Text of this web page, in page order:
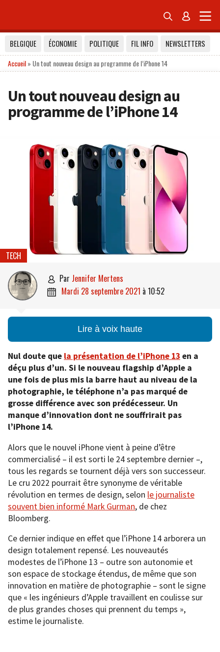
 
BELGIQUE ÉCONOMIE POLITIQUE FIL INFO
NEWSLETTERS
Accueil» Un tout nouveau design au programme de l’iPhone 14
Un tout nouveau design au
programme de l’iPhone 14
TECH
 par Jennifer Mertens
 mardi 28 septembre 2021 à 10:52
Lire à voix haute
Nul doute que la présentation de l’iPhone 13 en a
déçu plus d’un. Si le nouveau flagship d’Apple a
une fois de plus mis la barre haut au niveau de la
photographie, le téléphone n’a pas marqué de
grosse différence avec son prédécesseur. Un
manque d’innovation dont ne souffrirait pas
l’iPhone 14.
Alors que le nouvel iPhone vient à peine d’être
commercialisé – il est sorti le 24 septembre dernier –,
tous les regards se tournent déjà vers son successeur.
Le cru 2022 pourrait être synonyme de véritable
révolution en termes de design, selon le journaliste
souvent bien informé Mark Gurman, de chez
Bloomberg.
Ce dernier indique en effet que l’iPhone 14 arborera un
design totalement repensé. Les nouveautés
modestes de l’iPhone 13 – outre son autonomie et
son espace de stockage étendus, de même que son
innovation en matière de photographie – sont le signe
que « les ingénieurs d’Apple travaillent en coulisse sur
de plus grandes choses qui prennent du temps »,
estime le journaliste.